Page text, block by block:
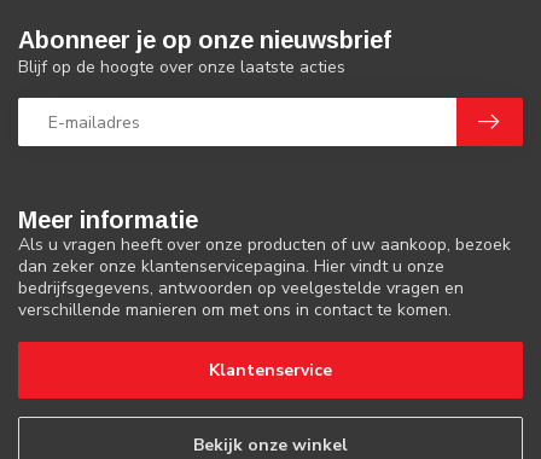
Meer informatie
Als u vragen heeft over onze producten of uw aankoop, bezoek
dan zeker onze klantenservicepagina. Hier vindt u onze
bedrijfsgegevens, antwoorden op veelgestelde vragen en
verschillende manieren om met ons in contact te komen.
Klantenservice
Bekijk onze winkel
Abonneer je op onze nieuwsbrief
Blijf op de hoogte over onze laatste acties